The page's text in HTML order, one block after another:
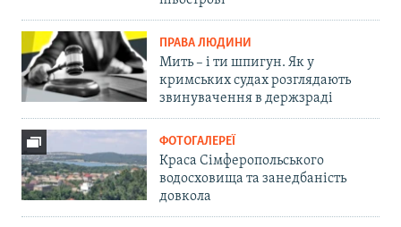
ПРАВА ЛЮДИНИ
Мить – і ти шпигун. Як у
кримських судах розглядають
звинувачення в держзраді
ФОТОГАЛЕРЕЇ
Краса Сімферопольського
водосховища та занедбаність
довкола